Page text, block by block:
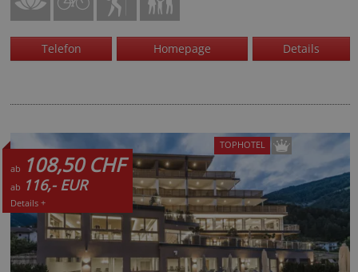
Telefon Homepage Details
ab 108,50 CHF
ab 116,- EUR
Details +
TOPHOTEL